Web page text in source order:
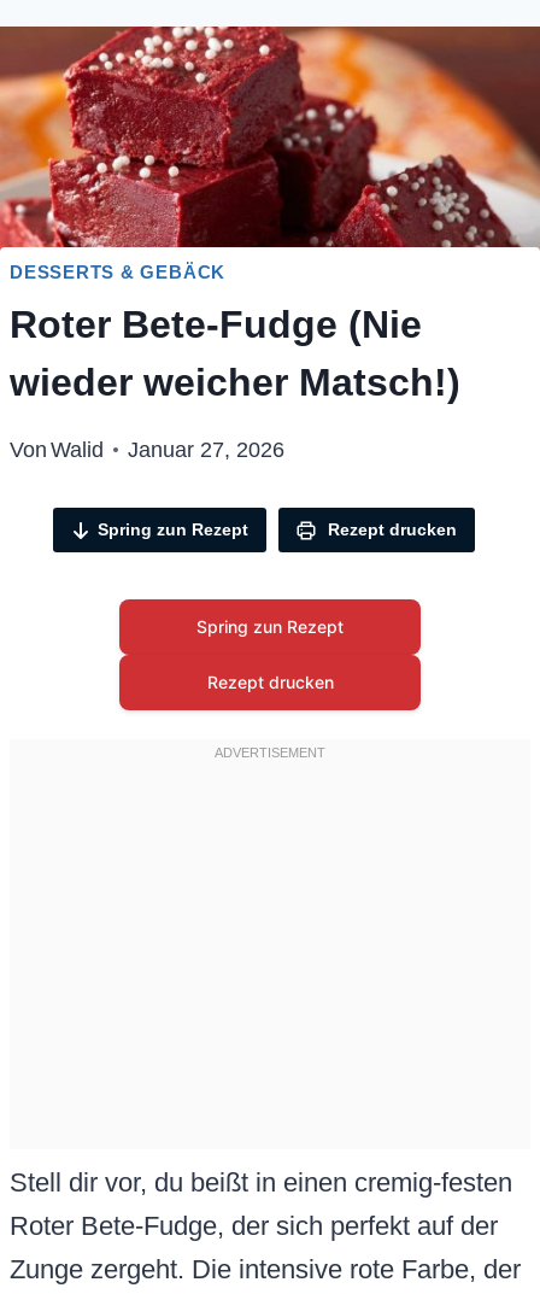
DESSERTS & GEBÄCK
Roter Bete-Fudge (Nie
wieder weicher Matsch!)
Von Walid Januar 27, 2026
Spring zun Rezept Rezept drucken
Spring zun Rezept
Rezept drucken
Stell dir vor, du beißt in einen cremig-festen
Roter Bete-Fudge, der sich perfekt auf der
Zunge zergeht. Die intensive rote Farbe, der